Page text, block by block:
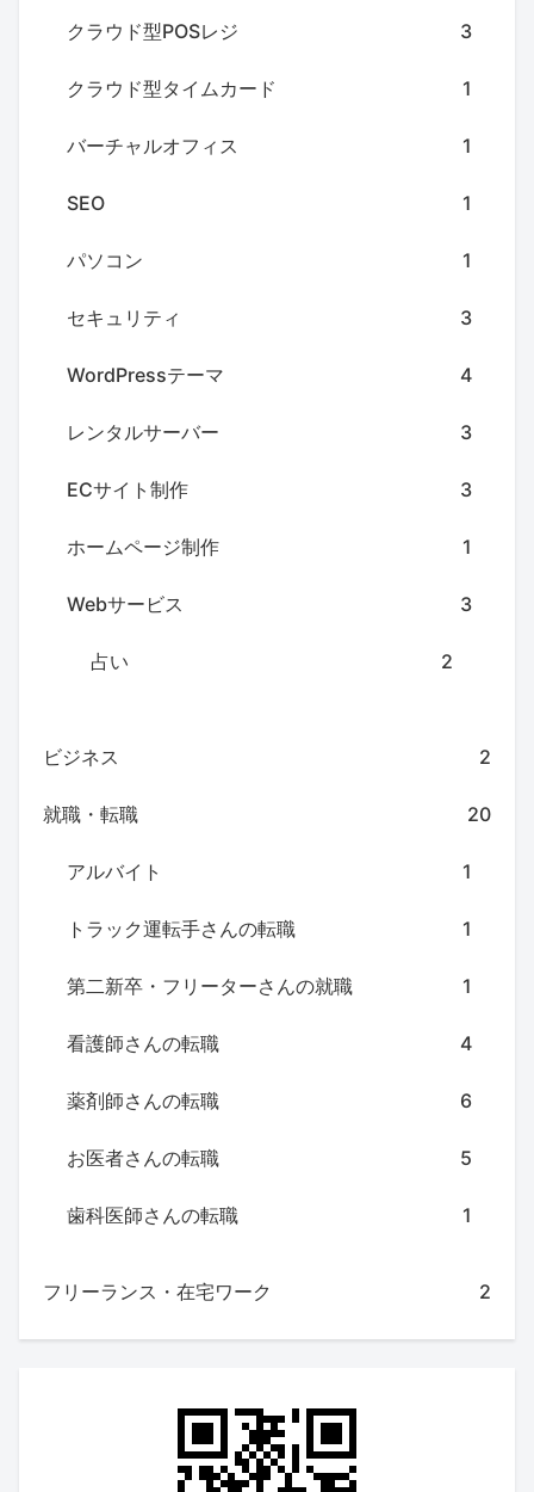
クラウド型POSレジ 3
クラウド型タイムカード 1
バーチャルオフィス 1
SEO 1
パソコン 1
セキュリティ 3
WordPressテーマ 4
レンタルサーバー 3
ECサイト制作 3
ホームページ制作 1
Webサービス 3
占い 2
ビジネス 2
就職・転職 20
アルバイト 1
トラック運転手さんの転職 1
第二新卒・フリーターさんの就職 1
看護師さんの転職 4
薬剤師さんの転職 6
お医者さんの転職 5
歯科医師さんの転職 1
フリーランス・在宅ワーク 2